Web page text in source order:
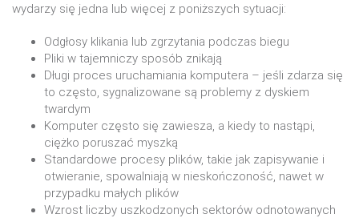
wydarzy się jedna lub więcej z poniższych sytuacji:
Odgłosy klikania lub zgrzytania podczas biegu
Pliki w tajemniczy sposób znikają
Długi proces uruchamiania komputera – jeśli zdarza się
to często, sygnalizowane są problemy z dyskiem
twardym
Komputer często się zawiesza, a kiedy to nastąpi,
ciężko poruszać myszką
Standardowe procesy plików, takie jak zapisywanie i
otwieranie, spowalniają w nieskończoność, nawet w
przypadku małych plików
Wzrost liczby uszkodzonych sektorów odnotowanych